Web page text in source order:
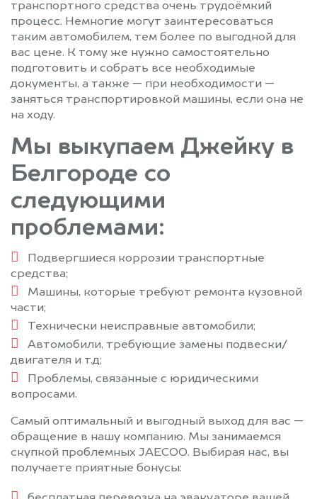
транспортного средства очень трудоёмкий
процесс. Немногие могут заинтересоваться
таким автомобилем, тем более по выгодной для
вас цене. К тому же нужно самостоятельно
подготовить и собрать все необходимые
документы, а также — при необходимости —
заняться транспортировкой машины, если она не
на ходу.
Мы выкупаем Джейку в
Белгороде со
следующими
проблемами:
Подвергшиеся коррозии транспортные
средства;
Машины, которые требуют ремонта кузовной
части;
Технически неисправные автомобили;
Автомобили, требующие замены подвески/
двигателя и т.д;
Проблемы, связанные с юридическими
вопросами.
Самый оптимальный и выгодный выход для вас —
обращение в нашу компанию. Мы занимаемся
скупкой проблемных JAECOO. Выбирая нас, вы
получаете приятные бонусы: